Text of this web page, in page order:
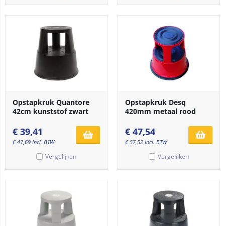
Opstapkruk Quantore
42cm kunststof zwart
€ 39,41
€47,69 Incl. BTW
Vergelijken
Opstapkruk Desq
420mm metaal rood
€ 47,54
€57,52 Incl. BTW
Vergelijken